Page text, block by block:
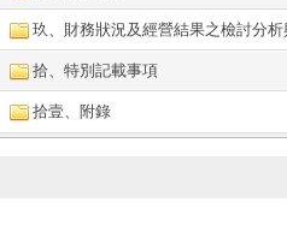
玖、財務狀況及經營結果之檢討分
拾、特別記載事項
拾壹、附錄